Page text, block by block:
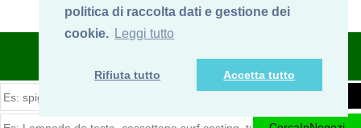
politica di raccolta dati e gestione dei
cookie. Leggi tutto
Rifiuta tutto Accetta tutto
ITINERARIDIPESCA.IT